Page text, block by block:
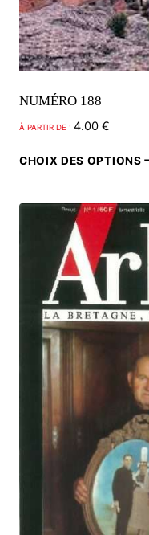
NUMÉRO 188
À PARTIR DE : 4.00 €
CHOIX DES OPTIONS